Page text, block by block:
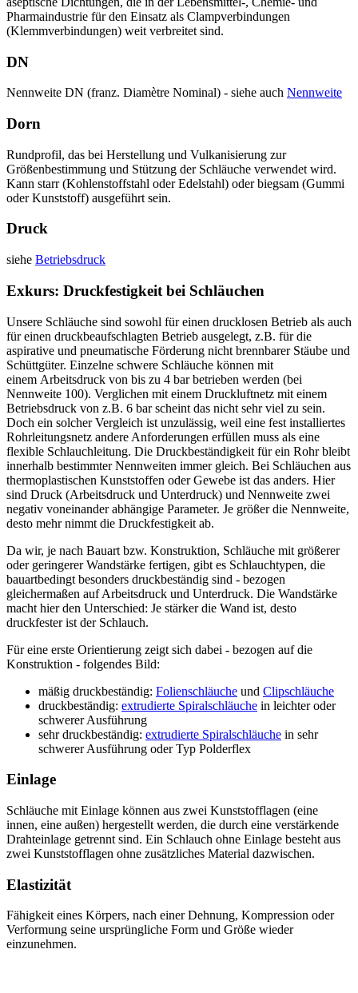
Pharmaindustrie für den Einsatz als Clampverbindungen
(Klemmverbindungen) weit verbreitet sind.
DN
Nennweite DN (franz. Diamètre Nominal) - siehe auch Nennweite
Dorn
Rundprofil, das bei Herstellung und Vulkanisierung zur
Größenbestimmung und Stützung der Schläuche verwendet wird.
Kann starr (Kohlenstoffstahl oder Edelstahl) oder biegsam (Gummi
oder Kunststoff) ausgeführt sein.
Druck
siehe Betriebsdruck
Exkurs: Druckfestigkeit bei Schläuchen
Unsere Schläuche sind sowohl für einen drucklosen Betrieb als auch
für einen druckbeaufschlagten Betrieb ausgelegt, z.B. für die
aspirative und pneumatische Förderung nicht brennbarer Stäube und
Schüttgüter. Einzelne schwere Schläuche können mit
einem Arbeitsdruck von bis zu 4 bar betrieben werden (bei
Nennweite 100). Verglichen mit einem Druckluftnetz mit einem
Betriebsdruck von z.B. 6 bar scheint das nicht sehr viel zu sein.
Doch ein solcher Vergleich ist unzulässig, weil eine fest installiertes
Rohrleitungsnetz andere Anforderungen erfüllen muss als eine
flexible Schlauchleitung. Die Druckbeständigkeit für ein Rohr bleibt
innerhalb bestimmter Nennweiten immer gleich. Bei Schläuchen aus
thermoplastischen Kunststoffen oder Gewebe ist das anders. Hier
sind Druck (Arbeitsdruck und Unterdruck) und Nennweite zwei
negativ voneinander abhängige Parameter. Je größer die Nennweite,
desto mehr nimmt die Druckfestigkeit ab.
Da wir, je nach Bauart bzw. Konstruktion, Schläuche mit größerer
oder geringerer Wandstärke fertigen, gibt es Schlauchtypen, die
bauartbedingt besonders druckbeständig sind - bezogen
gleichermaßen auf Arbeitsdruck und Unterdruck. Die Wandstärke
macht hier den Unterschied: Je stärker die Wand ist, desto
druckfester ist der Schlauch.
Für eine erste Orientierung zeigt sich dabei - bezogen auf die
Konstruktion - folgendes Bild:
mäßig druckbeständig: Folienschläuche und Clipschläuche
druckbeständig: extrudierte Spiralschläuche in leichter oder
schwerer Ausführung
sehr druckbeständig: extrudierte Spiralschläuche in sehr
schwerer Ausführung oder Typ Polderflex
Einlage
Schläuche mit Einlage können aus zwei Kunststofflagen (eine
innen, eine außen) hergestellt werden, die durch eine verstärkende
Drahteinlage getrennt sind. Ein Schlauch ohne Einlage besteht aus
zwei Kunststofflagen ohne zusätzliches Material dazwischen.
Elastizität
Fähigkeit eines Körpers, nach einer Dehnung, Kompression oder
Verformung seine ursprüngliche Form und Größe wieder
einzunehmen.